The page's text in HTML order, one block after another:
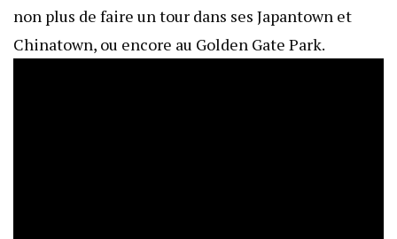
non plus de faire un tour dans ses Japantown et
Chinatown, ou encore au Golden Gate Park.